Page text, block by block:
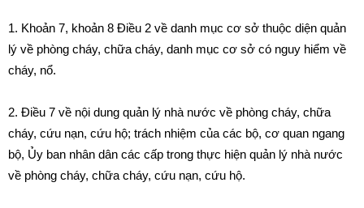
1. Khoản 7, khoản 8 Điều 2 về danh mục cơ sở thuộc diện quản
lý về phòng cháy, chữa cháy, danh mục cơ sở có nguy hiểm về
cháy, nổ.
2. Điều 7 về nội dung quản lý nhà nước về phòng cháy, chữa
cháy, cứu nạn, cứu hộ; trách nhiệm của các bộ, cơ quan ngang
bộ, Ủy ban nhân dân các cấp trong thực hiện quản lý nhà nước
về phòng cháy, chữa cháy, cứu nạn, cứu hộ.